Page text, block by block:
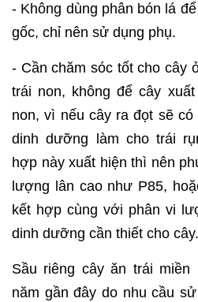
- Không dùng phân bón lá
gốc, chỉ nên sử dụng phụ.
- Cần chăm sóc tốt cho cây
trái non, không để cây
non, vì nếu cây ra đọt sẽ
dinh dưỡng làm cho trái
hợp này xuất hiện thì nên
lượng lân cao như P85,
kết hợp cùng với phân vi
dinh dưỡng cần thiết cho cây.
Sầu riêng cây ăn trái miền
năm gần đây do nhu cầu